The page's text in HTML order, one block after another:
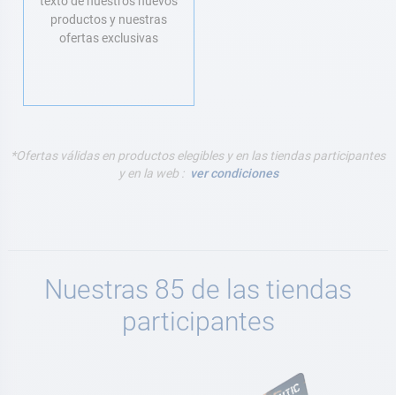
productos y nuestras
ofertas exclusivas
*Ofertas válidas en productos elegibles y en las tiendas participantes
y en la web : ver condiciones
Nuestras 85 de las tiendas
participantes